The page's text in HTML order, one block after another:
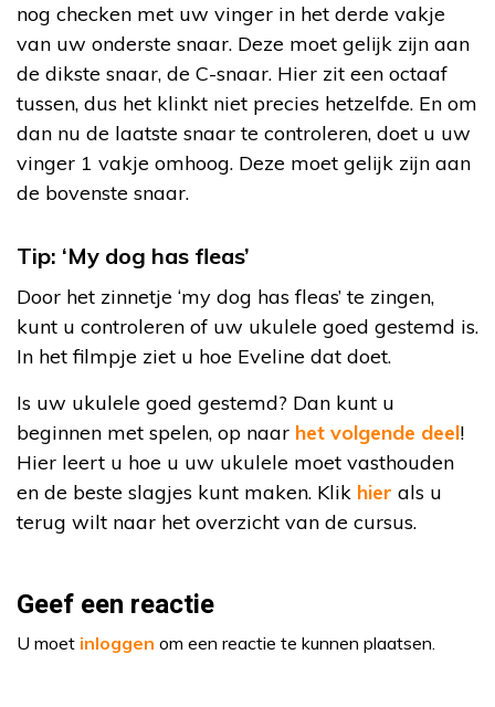
nog checken met uw vinger in het derde vakje
van uw onderste snaar. Deze moet gelijk zijn aan
de dikste snaar, de C-snaar. Hier zit een octaaf
tussen, dus het klinkt niet precies hetzelfde. En om
dan nu de laatste snaar te controleren, doet u uw
vinger 1 vakje omhoog. Deze moet gelijk zijn aan
de bovenste snaar.
Tip: ‘My dog has fleas’
Door het zinnetje ‘my dog has fleas’ te zingen,
kunt u controleren of uw ukulele goed gestemd is.
In het filmpje ziet u hoe Eveline dat doet.
Is uw ukulele goed gestemd? Dan kunt u
beginnen met spelen, op naar het volgende deel!
Hier leert u hoe u uw ukulele moet vasthouden
en de beste slagjes kunt maken. Klik hier als u
terug wilt naar het overzicht van de cursus.
Geef een reactie
U moet inloggen om een reactie te kunnen plaatsen.